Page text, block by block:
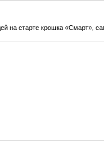
на старте крошка «Смарт»,